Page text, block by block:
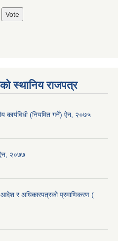
स्थानिय राजपत्र
कार्यविधी (नियमित गर्ने) ऐन, २०७५
ऐन, २०७७
आदेश र अधिकारपत्रको प्रमाणिकरण (